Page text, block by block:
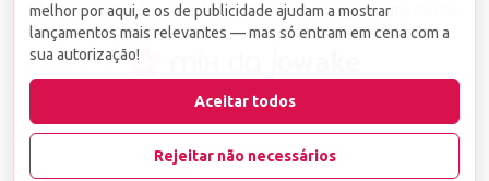
Infrações serão denunciadas diretamente ao órgão competente.
melhor por aqui, e os de publicidade ajudam a mostrar
lançamentos mais relevantes — mas só entram em cena com a
sua autorização!
Aceitar todos
Rejeitar não necessários